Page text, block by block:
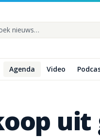
de site
Agenda Video
uit